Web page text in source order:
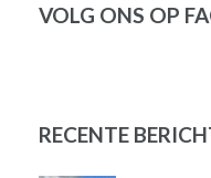
VOLG ONS OP
RECENTE